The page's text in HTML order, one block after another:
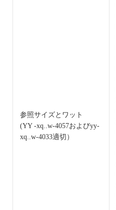
参照サイズとワット
(YY -xq..w-4057およびyy-
xq..w-4033適切）